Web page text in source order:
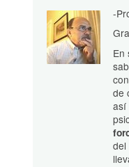
-
En
de
así